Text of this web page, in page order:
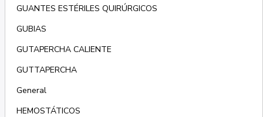
GUANTES ESTÉRILES QUIRÚRGICOS
GUBIAS
GUTAPERCHA CALIENTE
GUTTAPERCHA
General
HEMOSTÁTICOS